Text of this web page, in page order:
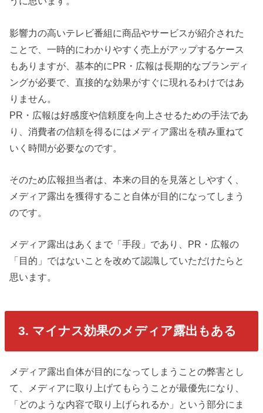
影響力の高いテレビ番組に商品やサービスが紹介された
ことで、一時的にわかりやすく売上がアップするケース
もありますが、基本的にPR・広報は長期的なブランディ
ングが必要で、直接的な効果がすぐに現れるわけではあ
りません。
PR・広報は好感度や信頼度を向上させるための手法であ
り、消費者の信頼を得るにはメディア露出を積み重ねて
いく時間が必要なのです。
そのため広報担当者は、本来の目的を見落としやすく、
メディア露出を獲得すること自体が目的になってしまう
のです。
メディア露出はあくまで「手段」であり、PR・広報の
「目的」ではないことを改めて認識していただけたらと
思います。
3. マイナス効果のメディア露出もある
メディア露出自体が目的になってしまうことの弊害とし
て、メディアに取り上げてもらうことが最優先になり、
「どのような内容で取り上げられるか」という部分にま